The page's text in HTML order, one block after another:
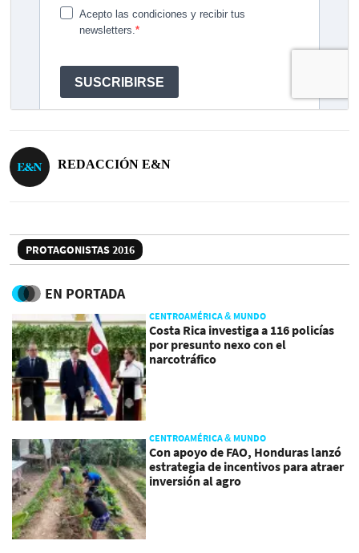
REDACCIÓN E&N
PROTAGONISTAS 2016
EN PORTADA
CENTROAMÉRICA & MUNDO
Costa Rica investiga a 116 policías
por presunto nexo con el
narcotráfico
CENTROAMÉRICA & MUNDO
Con apoyo de FAO, Honduras lanzó
estrategia de incentivos para atraer
inversión al agro